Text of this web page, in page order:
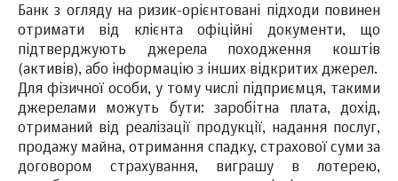
Банк з огляду на ризик-орієнтовані підходи повинен
отримати від клієнта офіційні документи, що
підтверджують джерела походження коштів
(активів), або інформацію з інших відкритих джерел.
Для фізичної особи, у тому числі підприємця, такими
джерелами можуть бути: заробітна плата, дохід,
отриманий від реалізації продукції, надання послуг,
продажу майна, отримання спадку, страхової суми за
договором страхування, виграшу в лотерею,